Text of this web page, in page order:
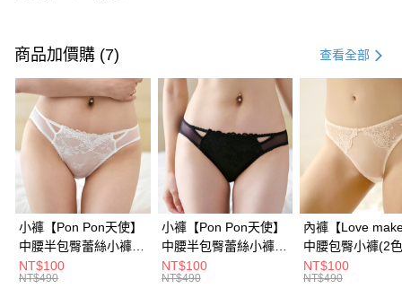
信用卡一次付款
信用卡分期付款
3 期 0 利率 每期 NT$430
合作金庫商業銀行
第一商業銀行
華南商業銀行
彰化商業銀行
上海商業儲蓄銀行
台北富邦商業銀行
國泰世華商業銀行
兆豐國際商業銀行
臺灣中小企業銀行
台中商業銀行
匯豐（台灣）商業銀行
華泰商業銀行
聯邦商業銀行
遠東國際商業銀行
元大商業銀行
6 期 0 利率 每期NT$215 21家銀行
合作金庫商業銀行
第一商業銀行
華南商業銀行
彰化商業銀行
上海商業儲蓄銀行
台北富邦商業銀行
國泰世華商業銀行
兆豐國際商業銀行
臺灣中小企業銀行
台中商業銀行
匯豐（台灣）商業銀行
聯邦商業銀行
超商取貨付款
LINE Pay
Apple Pay
街口支付
商品加價購 (7) 查看全部
小褲【Pon Pon天使】
中腰半包臀蕾絲小褲​
(天使白)
NT$100
NT$490
小褲【Pon Pon天使】
中腰半包臀蕾絲小褲​
(浪漫黑)
NT$100
NT$490
內褲【Love
中腰包臀小褲​(2
NT$100
NT$490